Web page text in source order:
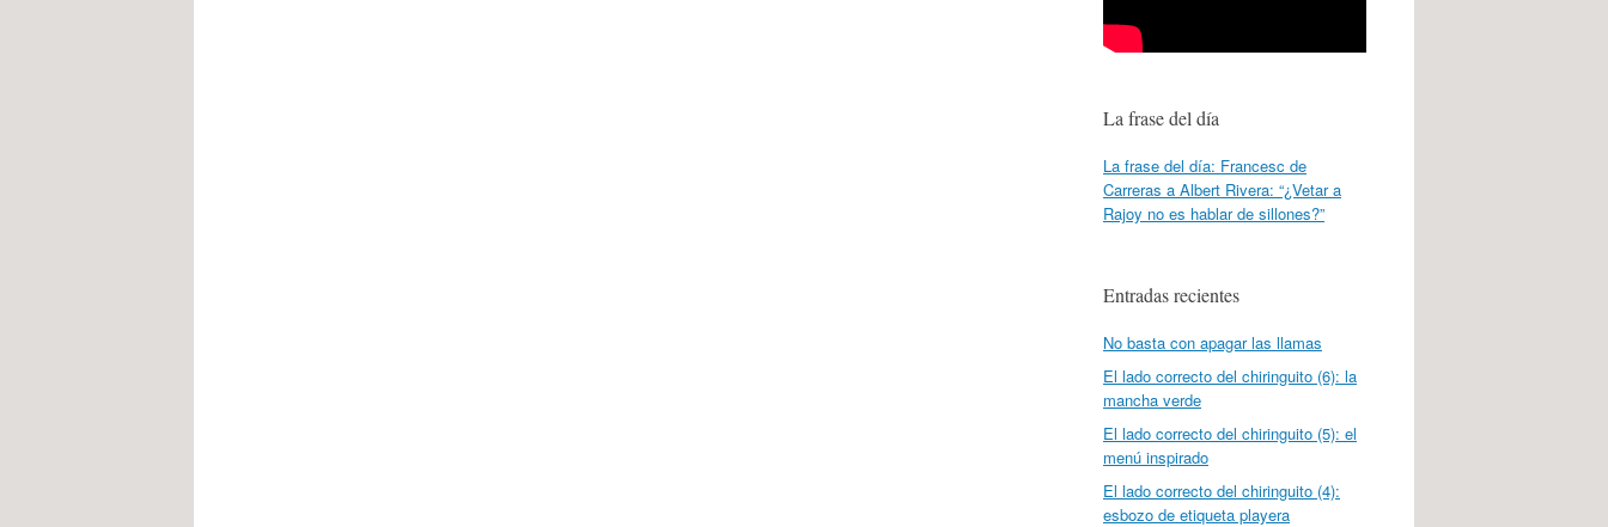
La frase del día
La frase del día: Francesc de
Carreras a Albert Rivera: “¿Vetar a
Rajoy no es hablar de sillones?”
Entradas recientes
No basta con apagar las llamas
El lado correcto del chiringuito (6): la
mancha verde
El lado correcto del chiringuito (5): el
menú inspirado
El lado correcto del chiringuito (4):
esbozo de etiqueta playera